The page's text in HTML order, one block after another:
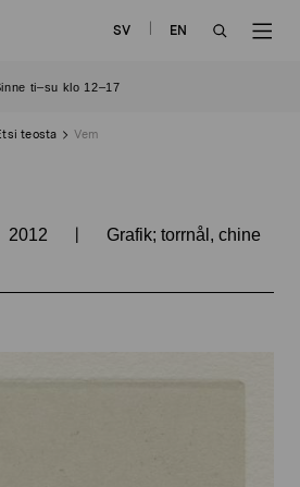
SV
EN
ti–su klo 12–17
teosta Vem
2012 |
Grafik; torrnål, chine